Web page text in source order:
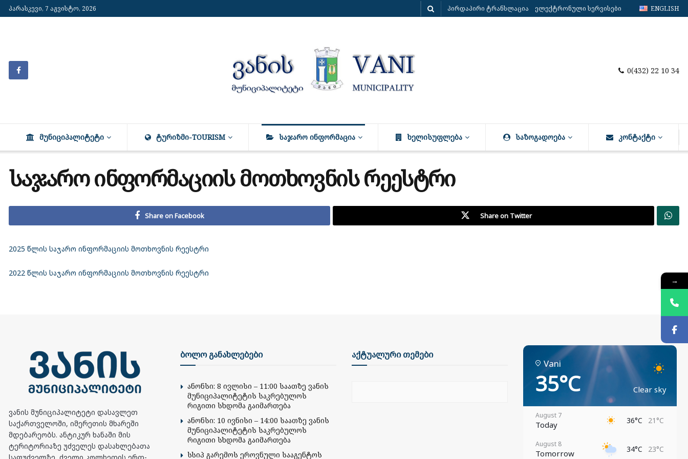
პარასკევი, 7 აგვისტო, 2026 პირდაპირი ტრანსლაცია ელექტრონული სერვისები ENGLISH
0(432) 22 10 34
ᲛᲣᲜᲘᲪᲘᲞᲐᲚᲘᲢᲔᲢᲘ ᲢᲣᲠᲘᲖᲛᲘ-TOURISM ᲡᲐᲯᲐᲠᲝ ᲘᲜᲤᲝᲠᲛᲐᲪᲘᲐ ᲮᲔᲚᲘᲡᲣᲤᲚᲔᲑᲐ ᲡᲐᲖᲝᲒᲐᲓᲝᲔᲑᲐ ᲙᲝᲜᲢᲐᲥᲢᲘ
საჯარო ინფორმაციის მოთხოვნის რეესტრი
Share on Facebook Share on Twitter
2025 წლის საჯარო ინფორმაციის მოთხოვნის რეესტრი
2022 წლის საჯარო ინფორმაციის მოთხოვნის რეესტრი
ვანის მუნიციპალიტეტი დასავლეთ
საქართველოში, იმერეთის მხარეში
მდებარეობს. ანტიკურ ხანაში მის
ტერიტორიაზე უძველეს დასახლებათა
საფუძველზე, ძველი კოლხეთის ერთ-
ბოლო განახლებები
ანონსი: 8 ივლისი – 11:00 საათზე ვანის
მუნიციპალიტეტის საკრებულოს
რიგითი სხდომა გაიმართება
ანონსი: 10 ივნისი – 14:00 საათზე ვანის
მუნიციპალიტეტის საკრებულოს
რიგითი სხდომა გაიმართება
სსიპ გარემოს ეროვნული სააგენტოს
აქტუალური თემები
Vani
35°C Clear sky
August 7
Today 36°C 21°C
August 8
Tomorrow 34°C 23°C
→